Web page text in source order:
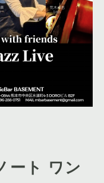
ート ワン